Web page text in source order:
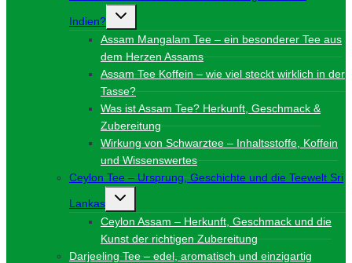
Indien?
Untermenü
umschalten
Assam Mangalam Tee – ein besonderer Tee aus
dem Herzen Assams
Assam Tee Koffein – wie viel steckt wirklich in der
Tasse?
Was ist Assam Tee? Herkunft, Geschmack &
Zubereitung
Wirkung von Schwarztee – Inhaltsstoffe, Koffein
und Wissenswertes
Ceylon Tee – Ursprung, Geschichte und die Teewelt Sri
Lankas
Untermenü
umschalten
Ceylon Assam – Herkunft, Geschmack und die
Kunst der richtigen Zubereitung
Darjeeling Tee – edel, aromatisch und einzigartig